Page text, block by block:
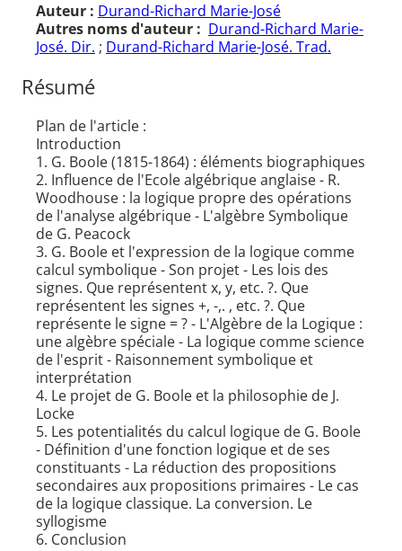
Auteur : Durand-Richard Marie-José
Autres noms d'auteur : Durand-Richard Marie-
José. Dir. ; Durand-Richard Marie-José. Trad.
Résumé
Plan de l'article :
Introduction
1. G. Boole (1815-1864) : éléments biographiques
2. Influence de l'Ecole algébrique anglaise - R.
Woodhouse : la logique propre des opérations
de l'analyse algébrique - L'algèbre Symbolique
de G. Peacock
3. G. Boole et l'expression de la logique comme
calcul symbolique - Son projet - Les lois des
signes. Que représentent x, y, etc. ?. Que
représentent les signes +, -,. , etc. ?. Que
représente le signe = ? - L'Algèbre de la Logique :
une algèbre spéciale - La logique comme science
de l'esprit - Raisonnement symbolique et
interprétation
4. Le projet de G. Boole et la philosophie de J.
Locke
5. Les potentialités du calcul logique de G. Boole
- Définition d'une fonction logique et de ses
constituants - La réduction des propositions
secondaires aux propositions primaires - Le cas
de la logique classique. La conversion. Le
syllogisme
6. Conclusion